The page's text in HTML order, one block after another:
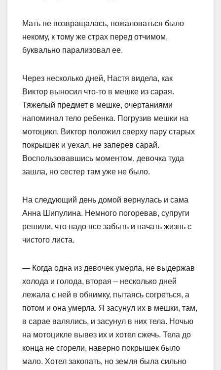
Мать не возвращалась, пожаловаться было
некому, к тому же страх перед отчимом,
буквально парализовал ее.
Через несколько дней, Настя видела, как
Виктор выносил что-то в мешке из сарая.
Тяжелый предмет в мешке, очертаниями
напоминал тело ребенка. Погрузив мешки на
мотоцикл, Виктор положил сверху пару старых
покрышек и уехал, не заперев сарай.
Воспользовавшись моментом, девочка туда
зашла, но сестер там уже не было.
На следующий день домой вернулась и сама
Анна Шипулина. Немного погоревав, супруги
решили, что надо все забыть и начать жизнь с
чистого листа.
— Когда одна из девочек умерла, не выдержав
холода и голода, вторая – несколько дней
лежала с ней в обнимку, пытаясь согреться, а
потом и она умерла. Я засунул их в мешки, там,
в сарае валялись, и засунул в них тела. Ночью
на мотоцикле вывез их и хотел сжечь. Тела до
конца не сгорели, наверно покрышек было
мало. Хотел закопать, но земля была сильно